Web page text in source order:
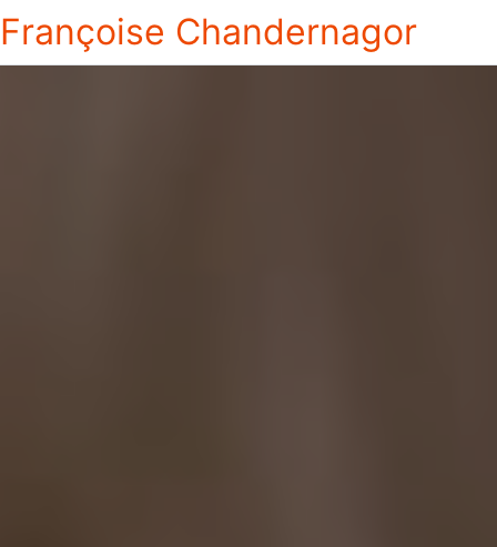
Françoise Chandernagor